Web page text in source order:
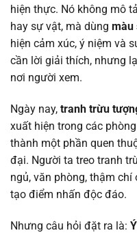
hiện thực. Nó không mô
hay sự vật, mà dùng màu
hiện cảm xúc, ý niệm và
cần lời giải thích, nhưng
nơi người xem.
Ngày nay, tranh trừu
xuất hiện trong các
thành một phần quen
đại. Người ta treo tranh
ngủ, văn phòng, thậm
tạo điểm nhấn độc đáo.
Nhưng câu hỏi đặt ra là: